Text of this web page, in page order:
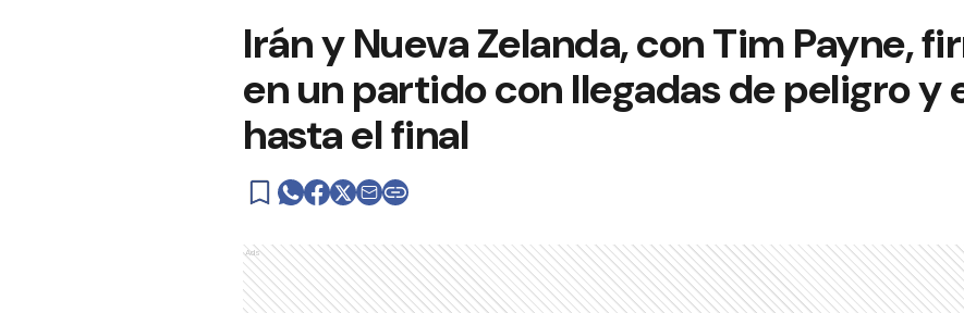
Irán y Nueva Zelanda, con Tim Payne,
en un partido con llegadas de peligro y
hasta el final
Ads